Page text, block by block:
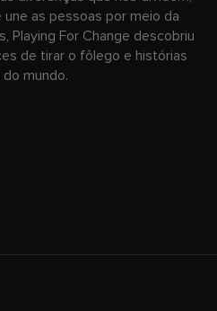
une as pessoas por meio da
Playing For Change descobriu
de tirar o fôlego e histórias
mundo.